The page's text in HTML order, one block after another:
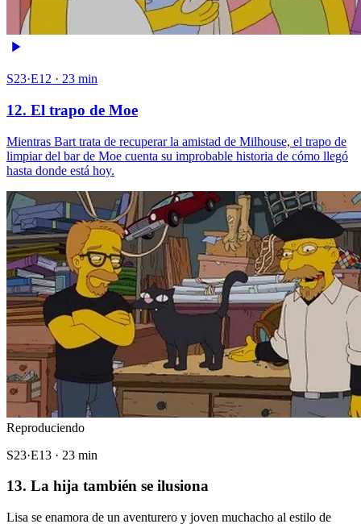
S23·E12 · 23 min
12. El trapo de Moe
Mientras Bart trata de recuperar la amistad de Milhouse, el trapo de
limpiar del bar de Moe cuenta su improbable historia de cómo llegó
hasta donde está hoy.
Reproduciendo
S23·E13 · 23 min
13. La hija también se ilusiona
Lisa se enamora de un aventurero y joven muchacho al estilo de